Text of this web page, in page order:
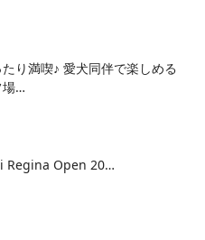
り満喫♪ 愛犬同伴で楽しめる
場…
Regina Open 20…